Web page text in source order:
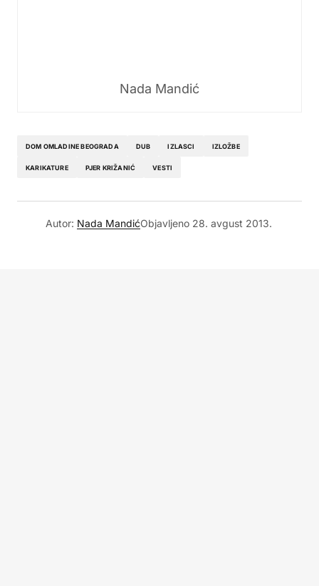
Nada Mandić
DOM OMLADINE BEOGRADA DUB IZLASCI IZLOŽBE
KARIKATURE PJER KRIŽANIĆ VESTI
Autor: Nada MandićObjavljeno 28. avgust 2013.